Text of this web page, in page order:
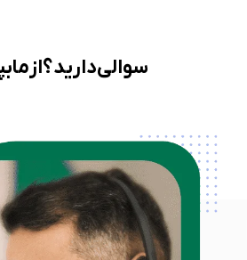
سوالی دارید؟ از ما